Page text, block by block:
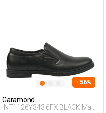
- 56%
Garamond
INT1126Y343 6FX BLACK Man